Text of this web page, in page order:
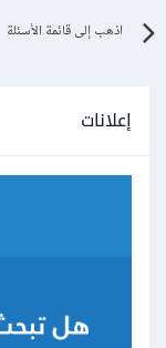
اذهب إلى قائمة الأسئلة
إعلانات